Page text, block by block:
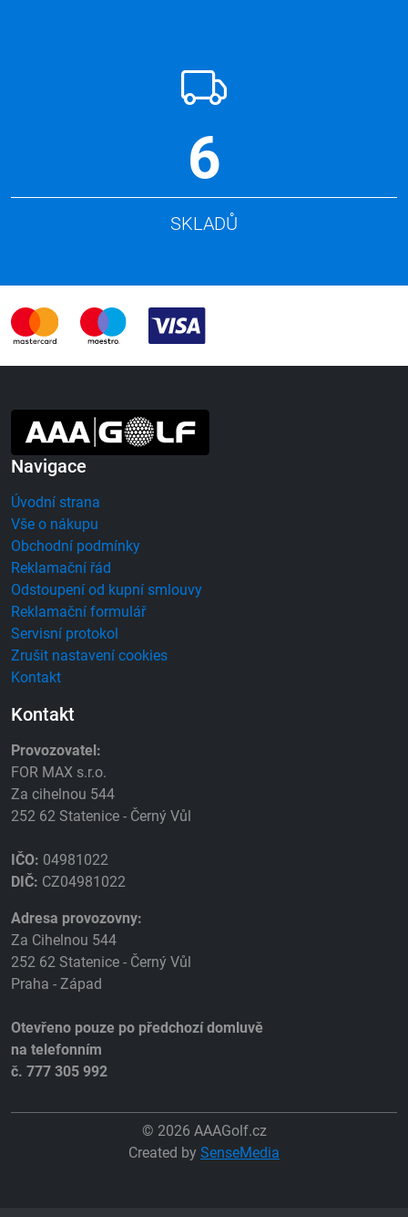
6
SKLADŮ
Navigace
Úvodní strana
Vše o nákupu
Obchodní podmínky
Reklamační řád
Odstoupení od kupní smlouvy
Reklamační formulář
Servisní protokol
Zrušit nastavení cookies
Kontakt
Kontakt
Provozovatel:
FOR MAX s.r.o.
Za cihelnou 544
252 62 Statenice - Černý Vůl
IČO: 04981022
DIČ: CZ04981022
Adresa provozovny:
Za Cihelnou 544
252 62 Statenice - Černý Vůl
Praha - Západ
Otevřeno pouze po předchozí domluvě
na telefonním
č. 777 305 992
© 2026 AAAGolf.cz
Created by SenseMedia